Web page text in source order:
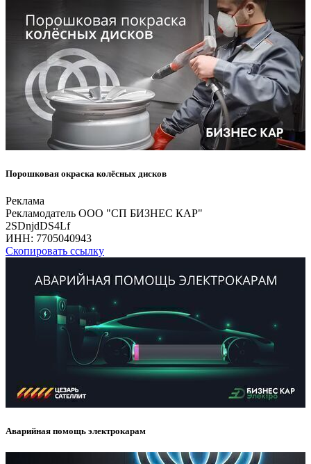
Порошковая окраска колёсных дисков
Реклама
Рекламодатель ООО "СП БИЗНЕС КАР"
2SDnjdDS4Lf
ИНН: 7705040943
Скопировать ссылку
Аварийная помощь электрокарам